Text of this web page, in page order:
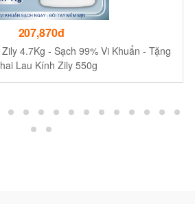
207,870đ
4.7Kg - Sạch 99% Vi Khuẩn - Tặng
Lau Kính Zily 550g